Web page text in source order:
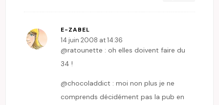
E-ZABEL
14 juin 2008 at 14:36
@ratounette : oh elles doivent faire du
34 !
@chocoladdict : moi non plus je ne
comprends décidément pas la pub en